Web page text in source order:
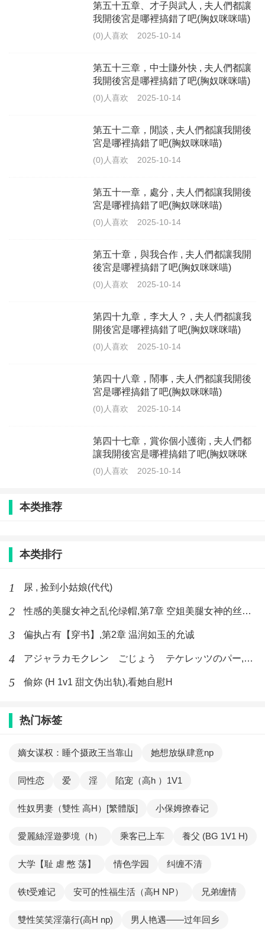
第五十五章、才子與武人 , 夫人們都讓
我開後宮是哪裡搞錯了吧(胸奴咪咪喵)
(0)人喜欢 2025-10-14
第五十三章，中士賺外快 , 夫人們都讓
我開後宮是哪裡搞錯了吧(胸奴咪咪喵)
(0)人喜欢 2025-10-14
第五十二章，閒談 , 夫人們都讓我開後
宮是哪裡搞錯了吧(胸奴咪咪喵)
(0)人喜欢 2025-10-14
第五十一章，處分 , 夫人們都讓我開後
宮是哪裡搞錯了吧(胸奴咪咪喵)
(0)人喜欢 2025-10-14
第五十章，與我合作 , 夫人們都讓我開
後宮是哪裡搞錯了吧(胸奴咪咪喵)
(0)人喜欢 2025-10-14
第四十九章，李大人？ , 夫人們都讓我
開後宮是哪裡搞錯了吧(胸奴咪咪喵)
(0)人喜欢 2025-10-14
第四十八章，鬧事 , 夫人們都讓我開後
宮是哪裡搞錯了吧(胸奴咪咪喵)
(0)人喜欢 2025-10-14
第四十七章，賞你個小護衛 , 夫人們都
讓我開後宮是哪裡搞錯了吧(胸奴咪咪
喵)
(0)人喜欢 2025-10-14
本类推荐
本类排行
1 尿 , 捡到小姑娘(代代)
2 性感的美腿女神之乱伦绿帽,第7章 空姐美腿女神的丝袜足交
3 偏执占有【穿书】,第2章 温润如玉的允诚
4 アジャラカモクレン ごじょう テケレッツのパー,【No. 42 Rube Goldberg Machine】十四
5 偷妳 (H 1v1 甜文伪出轨),看她自慰H
热门标签
嫡女谋权：睡个摄政王当靠山 她想放纵肆意np
同性恋 爱 淫 陷宠（高h ）1V1
性奴男妻（雙性 高H）[繁體版] 小保姆撩春记
愛麗絲淫遊夢境（h） 乘客已上车 養父 (BG 1V1 H)
大学【耻 虐 憋 荡】 情色学园 纠缠不清
铁t受难记 安可的性福生活（高H NP） 兄弟缠情
雙性笑笑淫蕩行(高H np) 男人艳遇——过年回乡